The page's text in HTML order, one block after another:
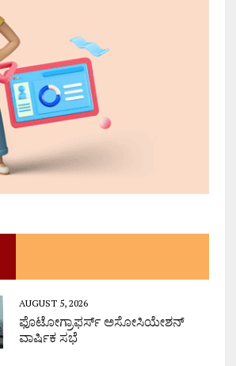
AUGUST 5, 2026
ಫೊಟೋಗ್ರಾಫರ್ಸ್ ಅಸೋಸಿಯೇಶನ್
ವಾರ್ಷಿಕ ಸಭೆ